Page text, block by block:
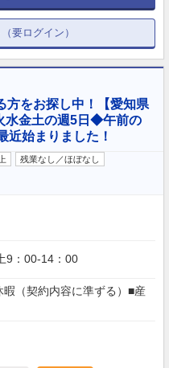
要ログイン）
方をお探し中！【愛知県
金土の週5日◆午前の
始まりました！
残業なし／ほぼなし
9：00-14：00
（契約内容に準ずる）■産